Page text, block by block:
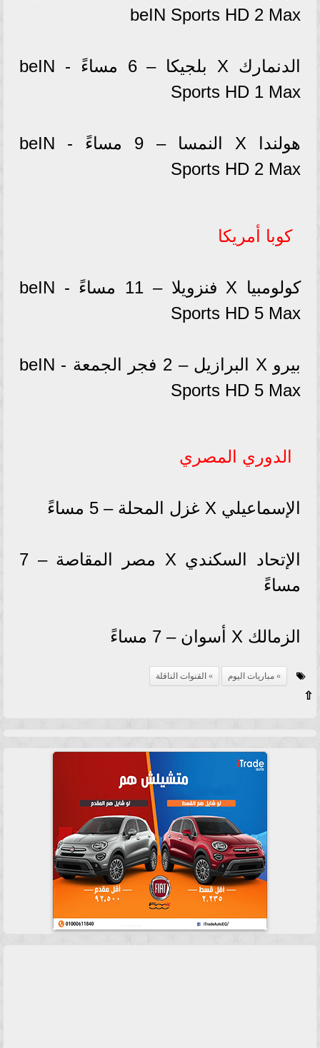
beIN Sports HD 2 Max
الدنمارك X بلجيكا – 6 مساءً - beIN
Sports HD 1 Max
هولندا X النمسا – 9 مساءً - beIN
Sports HD 2 Max
كوبا أمريكا
كولومبيا X فنزويلا – 11 مساءً - beIN
Sports HD 5 Max
بيرو X البرازيل – 2 فجر الجمعة - beIN
Sports HD 5 Max
الدوري المصري
الإسماعيلي X غزل المحلة – 5 مساءً
الإتحاد السكندي X مصر المقاصة – 7
مساءً
الزمالك X أسوان – 7 مساءً
مباريات اليوم القنوات الناقلة
⇧